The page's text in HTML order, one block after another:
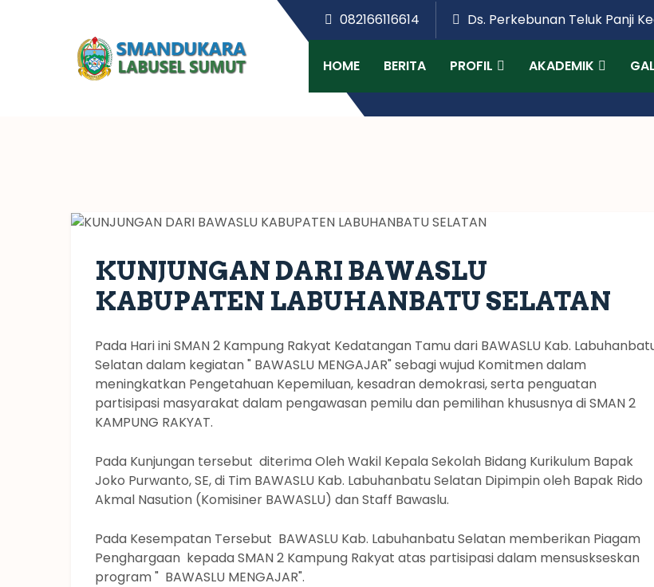
082166116614 Ds. Perkebunan Teluk Panji
HOME BERITA PROFIL AKADEMIK
KUNJUNGAN DARI BAWASLU
KABUPATEN LABUHANBATU SELATAN
Pada Hari ini SMAN 2 Kampung Rakyat Kedatangan Tamu dari BAWASLU Kab.
Selatan dalam kegiatan " BAWASLU MENGAJAR" sebagi wujud Komitmen dalam
meningkatkan Pengetahuan Kepemiluan, kesadran demokrasi, serta penguatan
partisipasi masyarakat dalam pengawasan pemilu dan pemilihan khususnya di SMAN 2
KAMPUNG RAKYAT.
Pada Kunjungan tersebut diterima Oleh Wakil Kepala Sekolah Bidang Kurikulum Bapak
Joko Purwanto, SE, di Tim BAWASLU Kab. Labuhanbatu Selatan Dipimpin oleh Bapak Rido
Akmal Nasution (Komisiner BAWASLU) dan Staff Bawaslu.
Pada Kesempatan Tersebut BAWASLU Kab. Labuhanbatu Selatan memberikan Piagam
Penghargaan kepada SMAN 2 Kampung Rakyat atas partisipasi dalam mensuskseskan
program " BAWASLU MENGAJAR".